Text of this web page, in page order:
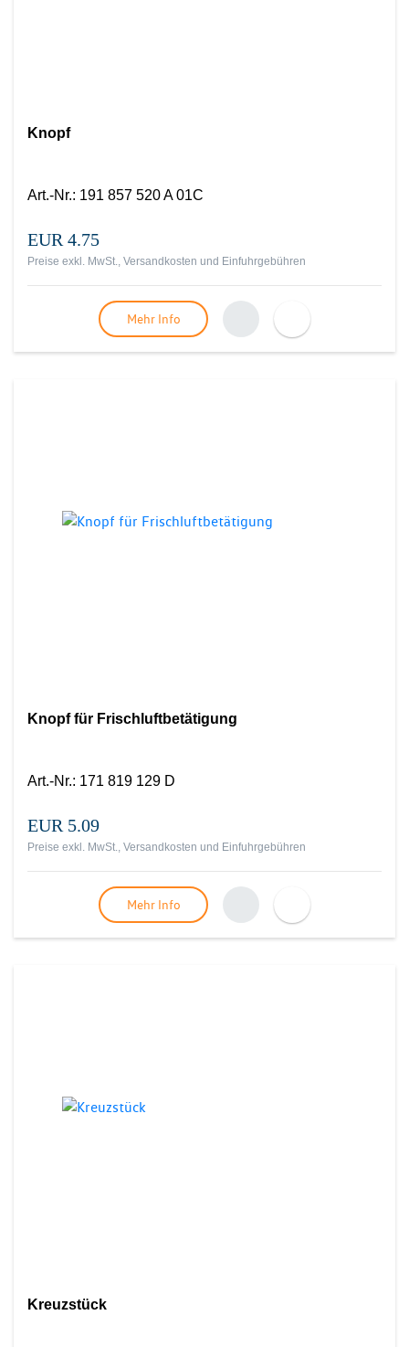
Knopf
Art.-Nr.: 191 857 520 A 01C
EUR 4.75
Preise exkl. MwSt., Versandkosten und Einfuhrgebühren
Mehr Info
Knopf für Frischluftbetätigung
Art.-Nr.: 171 819 129 D
EUR 5.09
Preise exkl. MwSt., Versandkosten und Einfuhrgebühren
Mehr Info
Kreuzstück